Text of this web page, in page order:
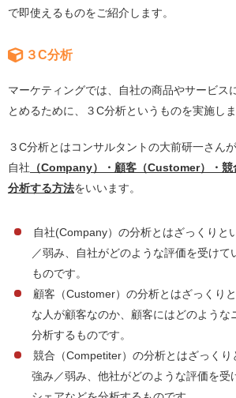
で即使えるものをご紹介します。
３C分析
マーケティングでは、自社の商品やサービス
とめるために、３C分析というものを実施しま
３C分析とはコンサルタントの大前研一さん
自社 （Company）・顧客（Customer）・
分析する方法をいいます。
自社(Company）の分析とはざっくりと
／弱み、自社がどのような評価を受けて
ものです。
顧客（Customer）の分析とはざっくり
な人が顧客なのか、顧客にはどのような
分析するものです。
競合（Competiter）の分析とはざっくり
強み／弱み、他社がどのような評価を受